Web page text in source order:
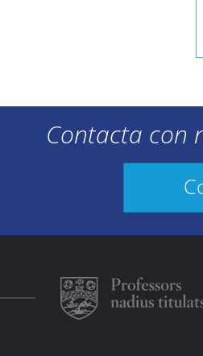
Contacta con